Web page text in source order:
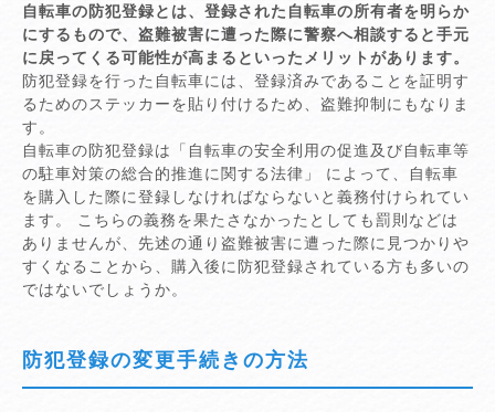
自転車の防犯登録とは、登録された自転車の所有者を明らか
にするもので、盗難被害に遭った際に警察へ相談すると手元
に戻ってくる可能性が高まるといったメリットがあります。
防犯登録を行った自転車には、登録済みであることを証明す
るためのステッカーを貼り付けるため、盗難抑制にもなりま
す。
自転車の防犯登録は「自転車の安全利用の促進及び自転車等
の駐車対策の総合的推進に関する法律」 によって、自転車
を購入した際に登録しなければならないと義務付けられてい
ます。 こちらの義務を果たさなかったとしても罰則などは
ありませんが、先述の通り盗難被害に遭った際に見つかりや
すくなることから、購入後に防犯登録されている方も多いの
ではないでしょうか。
防犯登録の変更手続きの方法